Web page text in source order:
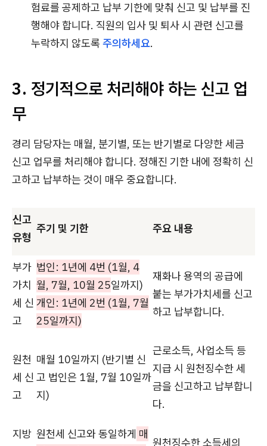
험료를 공제하고 납부 기한에 맞춰 신고 및 납부를 진
행해야 합니다. 직원의 입사 및 퇴사 시 관련 신고를
누락하지 않도록 주의하세요.
3. 정기적으로 처리해야 하는 신고 업
무
경리 담당자는 매월, 분기별, 또는 반기별로 다양한 세금
신고 업무를 처리해야 합니다. 정해진 기한 내에 정확히 신
고하고 납부하는 것이 매우 중요합니다.
신고
유형
주기 및 기한 주요 내용
부가
가치
세 신
고
법인: 1년에 4번 (1월, 4
월, 7월, 10월 25일까지)
개인: 1년에 2번 (1월, 7월
25일까지)
재화나 용역의 공급에
붙는 부가가치세를 신고
하고 납부합니다.
원천
세 신
고
매월 10일까지 (반기별 신
고 법인은 1월, 7월 10일까
지)
근로소득, 사업소득 등
지급 시 원천징수한 세
금을 신고하고 납부합니
다.
지방 원천세 신고와 동일하게 매
원천징수한 소득세의